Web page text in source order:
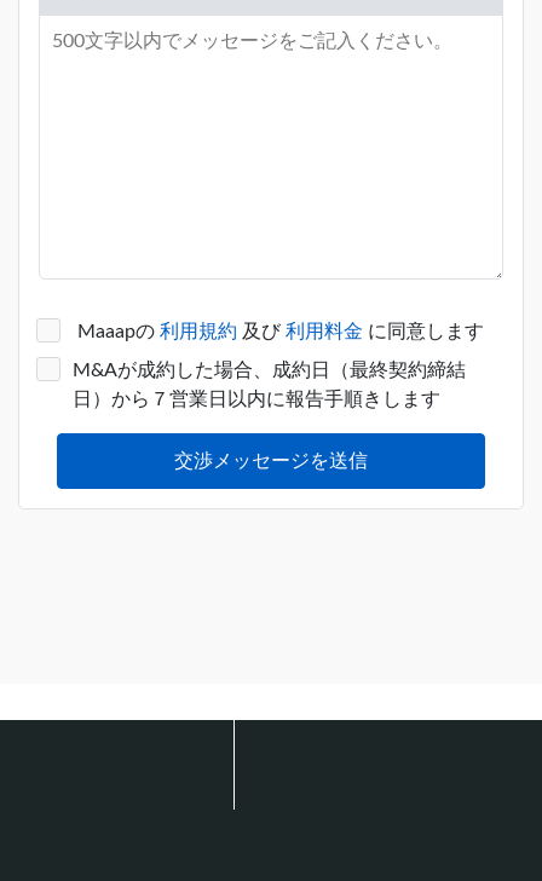
④SEOメディア
スセルとして収益向上が見込めるた
め。
⑥toCの会員をもつ企業やサービス
当社の自社商品をアップセル・クロ
スセルとして収益向上が見込めるた
築力。
・採用力と育成。過去6年で1000名
Maaapの 利用規約 及び利用料金 に同意します
M&Aが成約した場合、成約日（最終契約締結
日）から７営業日以内に報告手順きします
交渉メッセージを送信